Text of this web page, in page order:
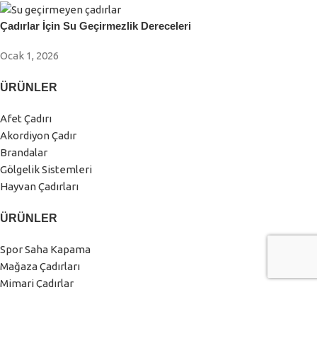
Çadırlar İçin Su Geçirmezlik Dereceleri
Ocak 1, 2026
ÜRÜNLER
Afet Çadırı
Akordiyon Çadır
Brandalar
Gölgelik Sistemleri
Hayvan Çadırları
ÜRÜNLER
Spor Saha Kapama
Mağaza Çadırları
Mimari Çadırlar